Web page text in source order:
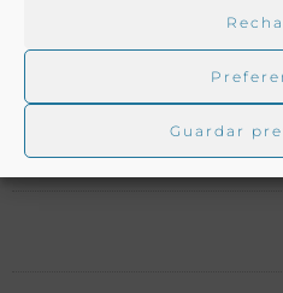
Guardar
Ver más libros con las
Agua,Agua mineral,